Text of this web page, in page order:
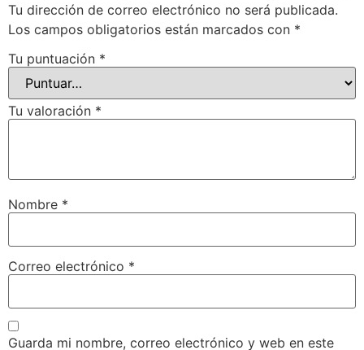
Tu dirección de correo electrónico no será publicada.
Los campos obligatorios están marcados con *
Tu puntuación *
Tu valoración *
Nombre *
Correo electrónico *
Guarda mi nombre, correo electrónico y web en este